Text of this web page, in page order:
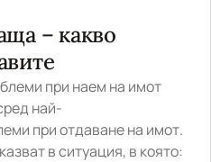
– какво
при наем на имот
най-
при отдаване на имот.
в ситуация, в която: